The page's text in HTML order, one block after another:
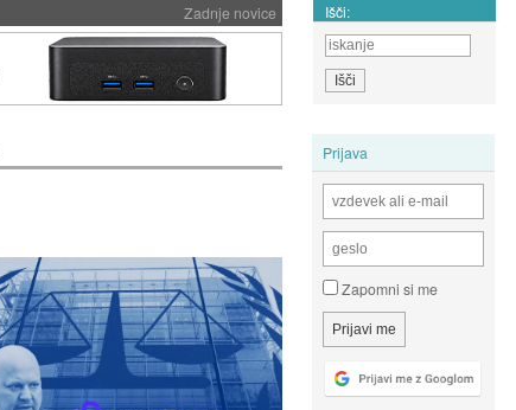
Zadnje novice Išči:
Prijava
Zapomni si me